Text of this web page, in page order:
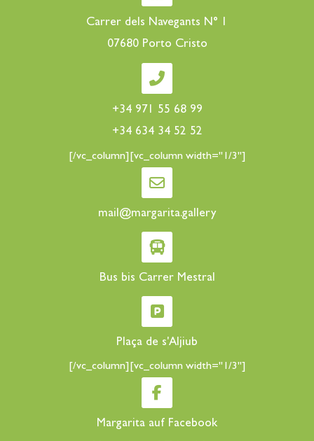
Carrer dels Navegants N° 1
07680 Porto Cristo
+34 971 55 68 99
+34 634 34 52 52
[/vc_column][vc_column width="1/3"]
mail@margarita.gallery
Bus bis Carrer Mestral
Plaça de s'Aljiub
[/vc_column][vc_column width="1/3"]
Margarita auf Facebook